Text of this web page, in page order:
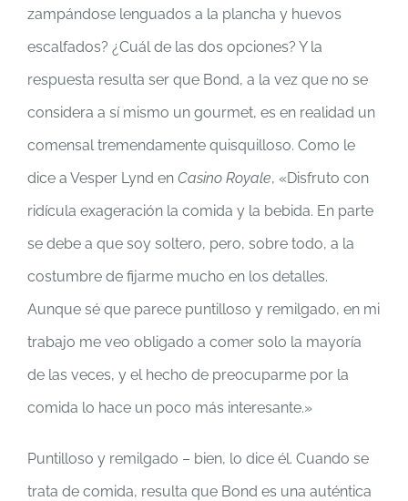
zampándose lenguados a la plancha y huevos
escalfados? ¿Cuál de las dos opciones? Y la
respuesta resulta ser que Bond, a la vez que no se
considera a sí mismo un gourmet, es en realidad un
comensal tremendamente quisquilloso. Como le
dice a Vesper Lynd en Casino Royale, «Disfruto con
ridícula exageración la comida y la bebida. En parte
se debe a que soy soltero, pero, sobre todo, a la
costumbre de fijarme mucho en los detalles.
Aunque sé que parece puntilloso y remilgado, en mi
trabajo me veo obligado a comer solo la mayoría
de las veces, y el hecho de preocuparme por la
comida lo hace un poco más interesante.»
Puntilloso y remilgado – bien, lo dice él. Cuando se
trata de comida, resulta que Bond es una auténtica